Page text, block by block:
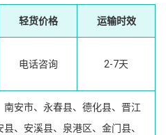
轻货价格 运输时效
电话咨询 2-7天
南安市、永春县、德化县、晋江
、安溪县、泉港区、金门县、